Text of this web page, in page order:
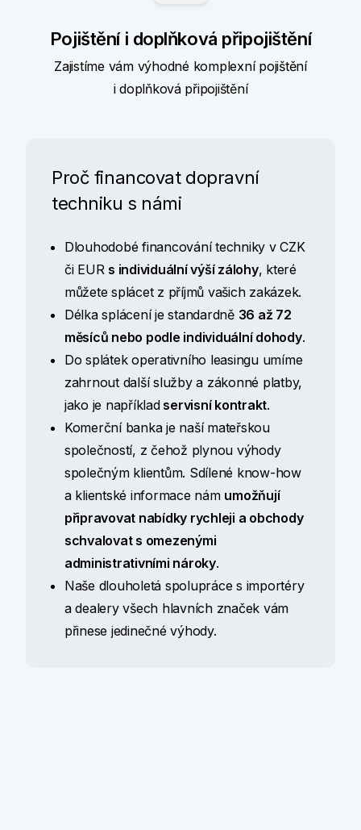
Pojištění i doplňková připojištění
Zajistíme vám výhodné komplexní pojištění
i doplňková připojištění
Proč financovat dopravní
techniku s námi
Dlouhodobé financování techniky v CZK
či EUR s individuální výší zálohy, které
můžete splácet z příjmů vašich zakázek.
Délka splácení je standardně 36 až 72
měsíců nebo podle individuální dohody.
Do splátek operativního leasingu umíme
zahrnout další služby a zákonné platby,
jako je napříkladservisní kontrakt.
Komerční banka je naší mateřskou
společností, z čehož plynou výhody
společným klientům. Sdílené know-how
a klientské informace nám umožňují
připravovat nabídky rychleji a obchody
schvalovat s omezenými
administrativními nároky.
Naše dlouholetá spolupráce s importéry
a dealery všech hlavních značek vám
přinese jedinečné výhody.